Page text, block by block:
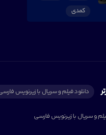
کمدی
دانلود فیلم و سریال با زیرنویس
و سریال با زیرنویس فارسی